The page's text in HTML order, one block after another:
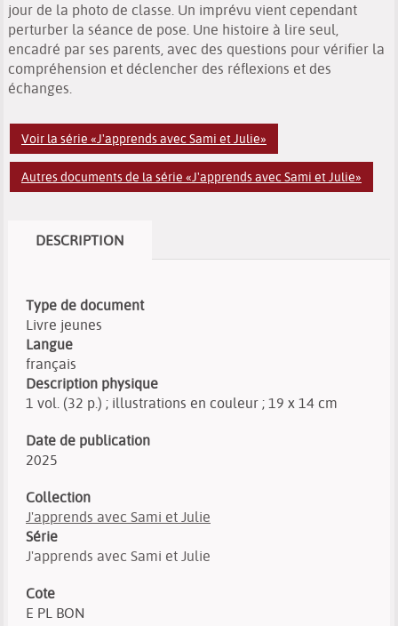
jour de la photo de classe. Un imprévu vient cependant
perturber la séance de pose. Une histoire à lire seul,
encadré par ses parents, avec des questions pour vérifier la
compréhension et déclencher des réflexions et des
échanges.
Voir la série «J'apprends avec Sami et Julie»
Autres documents de la série «J'apprends avec Sami et Julie»
DESCRIPTION
Type de document
Livre jeunes
Langue
français
Description physique
1 vol. (32 p.) ; illustrations en couleur ; 19 x 14 cm
Date de publication
2025
Collection
J'apprends avec Sami et Julie
Série
J'apprends avec Sami et Julie
Cote
E PL BON